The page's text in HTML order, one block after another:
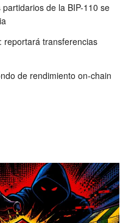
de la BIP-110 se
reportará transferencias
de rendimiento on-chain